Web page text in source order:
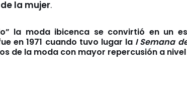
la mujer.
la moda ibicenca se convirtió en un
en 1971 cuando tuvo lugar la I Semana
de la moda con mayor repercusión a